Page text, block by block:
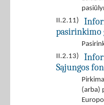
II.2.11)
pasirinkimo
II.2.13)
Sąjungos
(arba)